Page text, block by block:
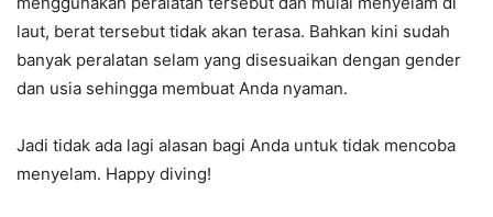
laut, berat tersebut tidak akan terasa. Bahkan kini sudah
banyak peralatan selam yang disesuaikan dengan gender
dan usia sehingga membuat Anda nyaman.
Jadi tidak ada lagi alasan bagi Anda untuk tidak mencoba
menyelam. Happy diving!